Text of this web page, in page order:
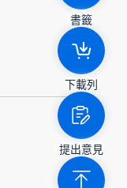
書籤
下載列
提出意見